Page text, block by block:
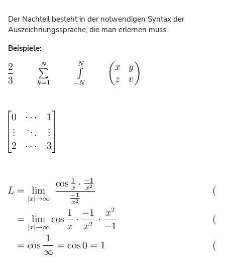
Der Nachteil besteht in der notwendigen Syntax der
Auszeichnungssprache, die man erlernen muss.
Beispiele: